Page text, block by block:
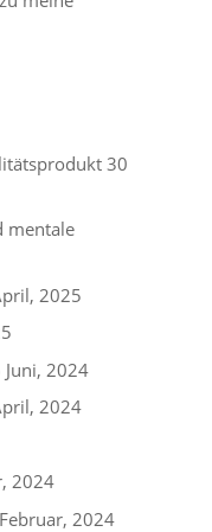
30
mentale
2025
Juni, 2024
2024
2024
2024